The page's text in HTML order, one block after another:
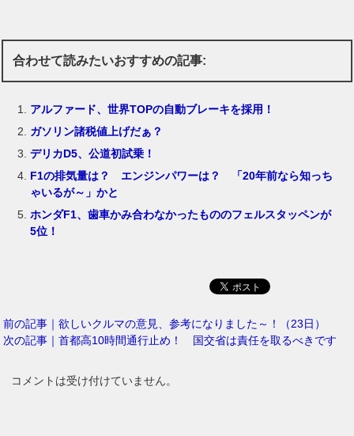
合わせて読みたいおすすめの記事:
アルファード、世界TOPの自動ブレーキを採用！
ガソリン諸税値上げだぁ？
デリカD5、公道初試乗！
F1の排気量は？ エンジンパワーは？ 「20年前なら知っち
ゃいるが～」かと
ホンダF1、歯車かみ合わなかったもののフェルスタッペンが
5位！
前の記事｜欲しいクルマの意見、参考になりました～！（23日）
次の記事｜首都高10時間通行止め！ 国交省は責任を取るべきです
コメントは受け付けていません。